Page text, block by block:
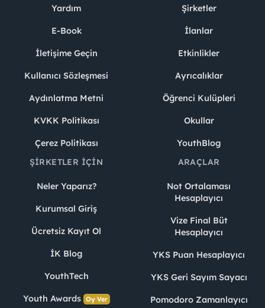
Yardım
E-Book
İletişime Geçin
Kullanıcı Sözleşmesi
Aydınlatma Metni
KVKK Politikası
Çerez Politikası
Şirketler
İlanlar
Etkinlikler
Ayrıcalıklar
Öğrenci Kulüpleri
Okullar
YouthBlog
ŞIRKETLER İÇIN
Neler Yaparız?
Kurumsal Giriş
Ücretsiz Kayıt Ol
İK Blog
YouthTech
Youth Awards Oy Ver
ARAÇLAR
Not Ortalaması
Hesaplayıcı
Vize Final Büt
Hesaplayıcı
YKS Puan Hesaplayıcı
YKS Geri Sayım Sayacı
Pomodoro Zamanlayıcı